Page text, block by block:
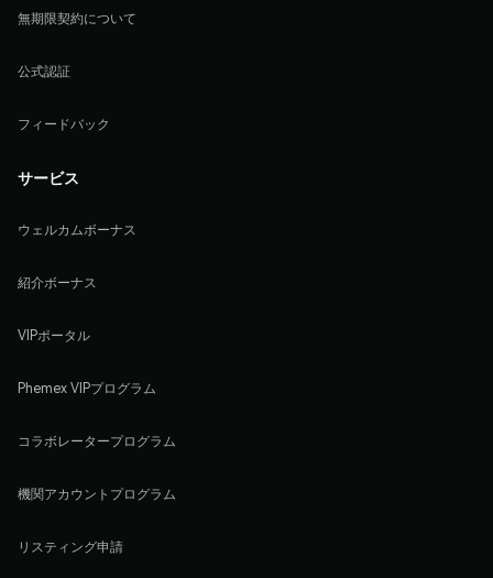
無期限契約について
公式認証
フィードバック
サービス
ウェルカムボーナス
紹介ボーナス
VIPポータル
Phemex VIPプログラム
コラボレータープログラム
機関アカウントプログラム
リスティング申請